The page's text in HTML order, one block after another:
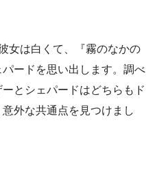
女は白くて、『霧のなかの
ードを思い出します。調べ
とシェパードはどちらもド
外な共通点を見つけまし